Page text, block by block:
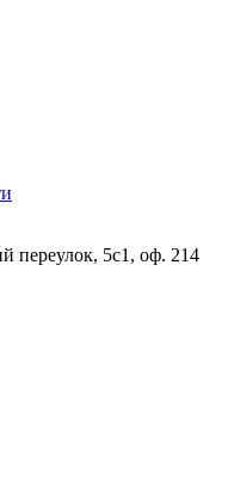
переулок, 5с1, оф. 214